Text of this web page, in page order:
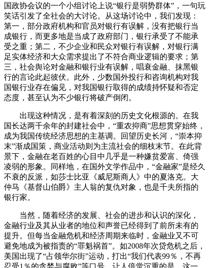
国政协会议的一个小组讨论上说“银行是弱势群体”，一句玩
笑话引发了全社会的大讨论。从这场讨论中，我们发现：
第一，部分政府机构和官员对银行有误解，没有把银行当
成银行，而更多地是当成了政府部门，银行承受了不能承
受之重；第二，不少企业和民众对银行有误解，对银行满
足实体经济和大众需求提出了不符合商业逻辑的要求；第
三，社会舆论对金融和银行业有误解，唱衰金融、抹黑银
行的言论此起彼伏。此外，少数国外投行和咨询机构对我
国银行业存在偏见，对我国银行取得的成绩持怀疑和否定
态度，甚至认为不少银行将破产倒闭。
出现这种情况，是有着深刻的历史文化根源的。在我
国长达两千余年的封建社会中，“重农抑商”思想贯穿始终，
成为我国传统经济思想的主基调。回望历史长河，“崇本抑
末”渐成国策，商业活动则为主流社会的细枝末节。在此背
景下，金融在老百姓的心目中几乎是一种嫌贫爱富、倚强
凌弱的形象。同样地，在国外文学作品中，“金融家”是经久
不衰的反派，如莎士比亚《威尼斯商人》中的夏洛克。大
仲马《基督山伯爵》主人翁的复仇对象，也是千夫所指的
银行家。
当然，随着经济的发展、社会的进步和认识的深化，
金融行业及其从业者的地位和声誉已经得到了前所未有的
提升。但每当金融危机和经济周期来临时，金融业又不可
避免地成为被指责的“罪魁祸首”。如2008年次贷危机之后，
美国出现了“占领华尔街”运动，打出“我们代表99％，不再
忍受1％的贪婪与腐败”等口号。让人倍觉沉重的是，这一